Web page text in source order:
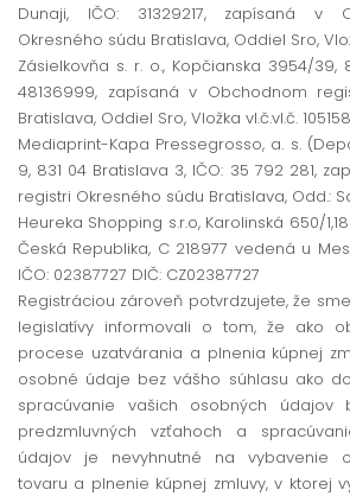
Dunaji, IČO: 31329217, zapísaná v
Okresného súdu Bratislava, Oddiel Sro,
Zásielkovňa s. r. o., Kopčianska 3954/39,
48136999, zapísaná v Obchodnom
Bratislava, Oddiel Sro, Vložka vl.č.vl.č.
Mediaprint-Kapa Pressegrosso, a. s.
9, 831 04 Bratislava 3, IČO: 35 792 281,
registri Okresného súdu Bratislava, Odd.:
Heureka Shopping s.r.o, Karolinská 650/
Česká Republika, C 218977 vedená u
IČO: 02387727 DIČ: CZ02387727
Registráciou zároveň potvrdzujete, že
legislatívy informovali o tom, že ako
procese uzatvárania a plnenia kúpnej
osobné údaje bez vášho súhlasu ako
spracúvanie vašich osobných údajov
predzmluvných vzťahoch a
údajov je nevyhnutné na vybavenie
tovaru a plnenie kúpnej zmluvy, v ktorej